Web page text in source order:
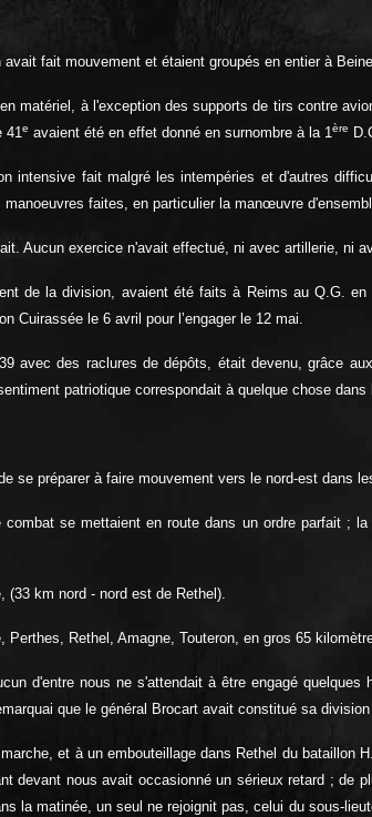
fait mouvement et étaient groupés en entier à
matériel, à l'exception des supports de tirs contre
41e avaient été en effet donné en surnombre à la 1ère
intensive fait malgré les intempéries et d'autres
faites, en particulier la manœuvre
Aucun exercice n'avait effectué, ni avec artillerie, ni
de la division, avaient été faits à Reims au Q.G.
Cuirassée le 6 avril pour l’engager le 12 mai.
avec des raclures de dépôts, était devenu, grâce
patriotique correspondait à quelque chose
se préparer à faire mouvement vers le nord-est dans
se mettaient en route dans un ordre parfait ;
(33 km nord - nord est de Rethel).
Rethel, Amagne, Touteron, en gros 65
d'entre nous ne s'attendait à être engagé
que le général Brocart avait constitué sa
et à un embouteillage dans Rethel du bataillon
devant nous avait occasionné un sérieux retard ;
la matinée, un seul ne rejoignit pas, celui du sous-